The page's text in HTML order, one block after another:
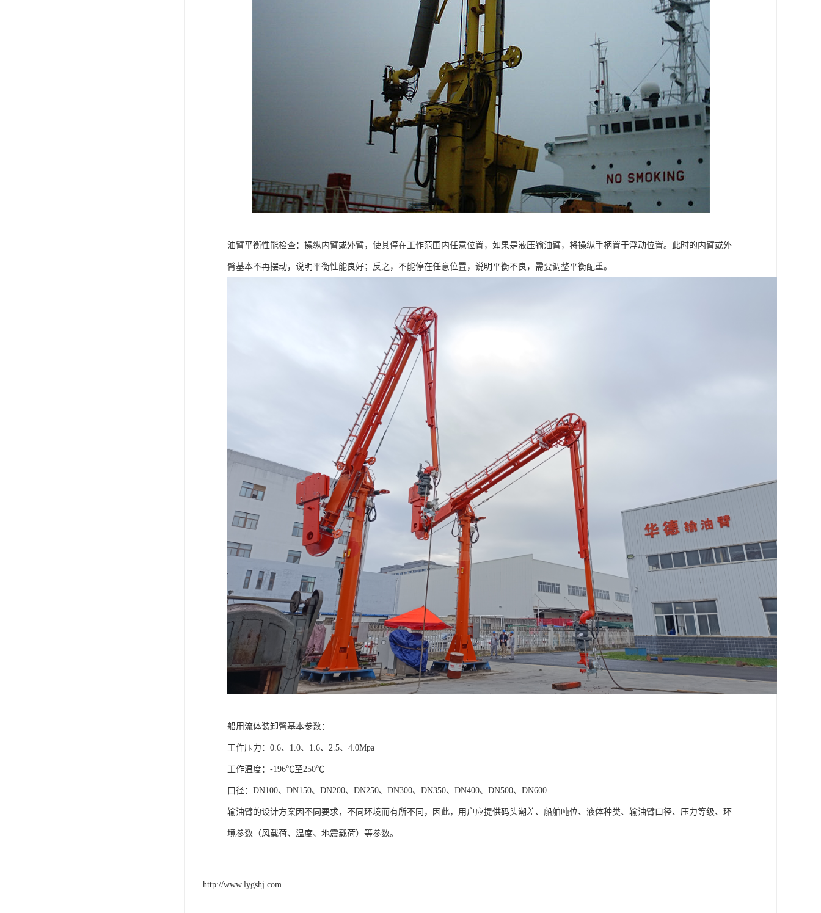
油臂平衡性能检查：操纵内臂或外臂，使其停在工作范围内任意位置，如果是液压输油臂，将操纵手柄置于浮动位置。此时的内臂或外
臂基本不再摆动，说明平衡性能良好；反之，不能停在任意位置，说明平衡不良，需要调整平衡配重。
船用流体装卸臂基本参数：
工作压力：0.6、1.0、1.6、2.5、4.0Mpa
工作温度：-196℃至250℃
口径：DN100、DN150、DN200、DN250、DN300、DN350、DN400、DN500、DN600
输油臂的设计方案因不同要求，不同环境而有所不同，因此，用户应提供码头潮差、船舶吨位、液体种类、输油臂口径、压力等级、环
境参数（风载荷、温度、地震载荷）等参数。
http://www.lygshj.com